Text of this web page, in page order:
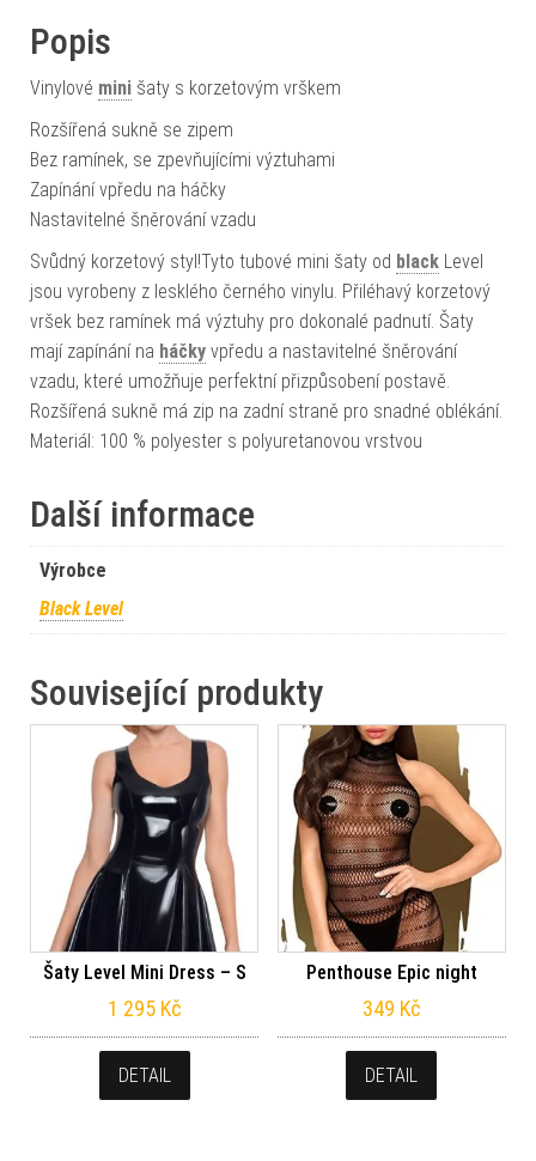
Popis
Vinylové mini šaty s korzetovým vrškem
Rozšířená sukně se zipem
Bez ramínek, se zpevňujícími výztuhami
Zapínání vpředu na háčky
Nastavitelné šněrování vzadu
Svůdný korzetový styl!Tyto tubové mini šaty od black Level
jsou vyrobeny z lesklého černého vinylu. Přiléhavý korzetový
vršek bez ramínek má výztuhy pro dokonalé padnutí. Šaty
mají zapínání na háčky vpředu a nastavitelné šněrování
vzadu, které umožňuje perfektní přizpůsobení postavě.
Rozšířená sukně má zip na zadní straně pro snadné oblékání.
Materiál: 100 % polyester s polyuretanovou vrstvou
Další informace
Výrobce
Black Level
Související produkty
Šaty Level Mini Dress – S
1 295 Kč
DETAIL
Penthouse Epic night
349 Kč
DETAIL